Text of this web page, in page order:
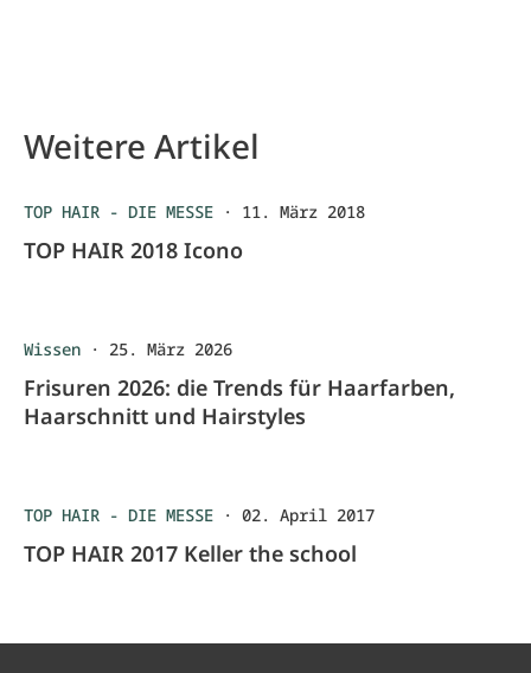
Weitere Artikel
TOP HAIR - DIE MESSE · 11. März 2018
TOP HAIR 2018 Icono
Wissen · 25. März 2026
Frisuren 2026: die Trends für Haarfarben,
Haarschnitt und Hairstyles
TOP HAIR - DIE MESSE · 02. April 2017
TOP HAIR 2017 Keller the school